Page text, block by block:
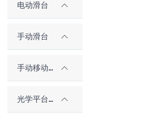
电动滑台
手动滑台
手动移动平台（老型号）
光学平台和隔振系统